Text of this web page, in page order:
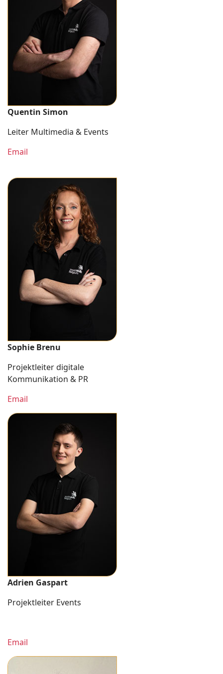
Quentin Simon
Leiter Multimedia & Events
Email
Sophie Brenu
Projektleiter digitale
Kommunikation & PR
Email
Adrien Gaspart
Projektleiter Events
Email